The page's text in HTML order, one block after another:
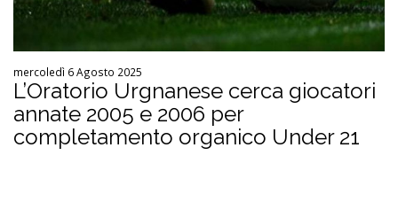
mercoledì 6 Agosto 2025
L’Oratorio Urgnanese cerca giocatori
annate 2005 e 2006 per
completamento organico Under 21